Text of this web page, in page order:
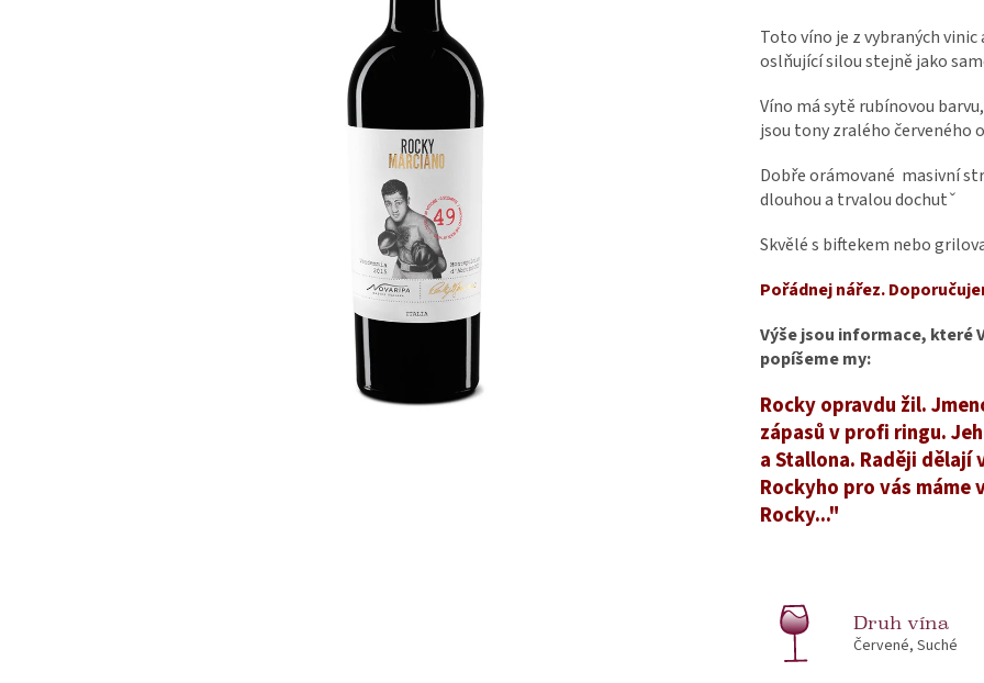
Toto víno je z vybraných
oslňující silou stejně jako
Víno má sytě rubínovou
jsou tony zralého červeného
Dobře orámované masivní
dlouhou a trvalou dochutˇ
Skvělé s biftekem nebo
Pořádnej nářez.
Výše jsou informace, které
popíšeme my:
Rocky opravdu žil.
zápasů v profi ringu.
a Stallona. Raději dělají
Rockyho pro vás máme
Rocky..."
Druh vína
Červené, Suché